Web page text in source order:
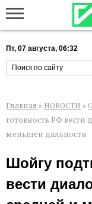
Пт, 07 августа, 06:32
Главная » НОВОСТИ »
готовность РФ вести
меньшей дальности
Шойгу
вести